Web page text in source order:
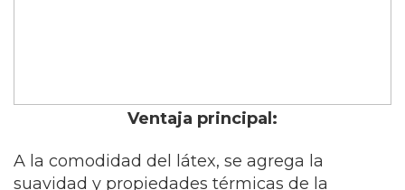
Ventaja principal:
A la comodidad del látex, se agrega la
suavidad y propiedades térmicas de la